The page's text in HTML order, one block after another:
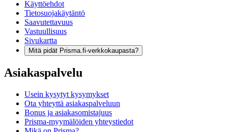
Käyttöehdot
Tietosuojakäytäntö
Saavutettavuus
Vastuullisuus
Sivukartta
Mitä pidät Prisma.fi-verkkokaupasta?
Asiakaspalvelu
Usein kysytyt kysymykset
Ota yhteyttä asiakaspalveluun
Bonus ja asiakasomistajuus
Prisma-myymälöiden yhteystiedot